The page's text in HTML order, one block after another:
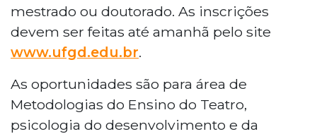
mestrado ou doutorado. As inscrições
devem ser feitas até amanhã pelo site
www.ufgd.edu.br.
As oportunidades são para área de
Metodologias do Ensino do Teatro,
psicologia do desenvolvimento e da